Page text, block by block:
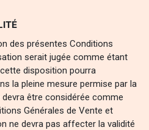
des présentes Conditions
serait jugée comme étant
disposition pourra
la pleine mesure permise par la
être considérée comme
Générales de Vente et
ne devra pas affecter la validité